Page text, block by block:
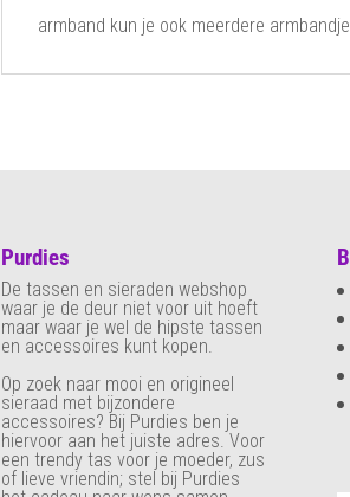
armband kun je ook meerdere
Purdies
De tassen en sieraden webshop
waar je de deur niet voor uit hoeft
maar waar je wel de hipste tassen
en accessoires kunt kopen.
Op zoek naar mooi en origineel
sieraad met bijzondere
accessoires? Bij Purdies ben je
hiervoor aan het juiste adres. Voor
een trendy tas voor je moeder, zus
of lieve vriendin; stel bij Purdies